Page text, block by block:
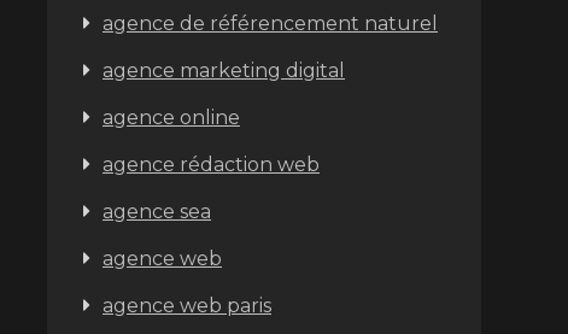
agence de référencement naturel
agence marketing digital
agence online
agence rédaction web
agence sea
agence web
agence web paris